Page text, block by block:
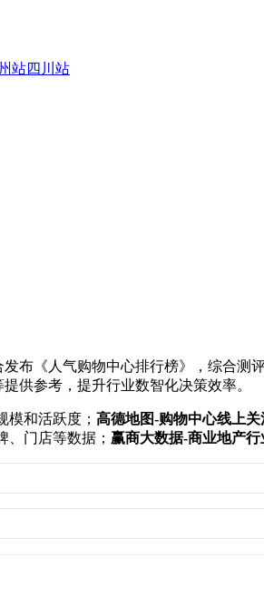
站四川站
布《人气购物中心排行榜》，综合
供参考，提升行业数智化决策效率。
模和活跃度； 高德地图-购物中心线上关
门店等数据； 赢商大数据-商业地产行